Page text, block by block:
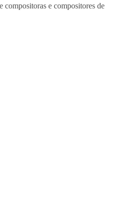
compositoras e compositores de